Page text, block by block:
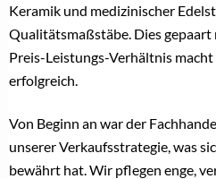
Keramik und medizinischer
Qualitätsmaßstäbe. Dies gepaart
Preis-Leistungs-Verhältnis
erfolgreich.
Von Beginn an war der
unserer Verkaufsstrategie, was
bewährt hat. Wir pflegen enge,